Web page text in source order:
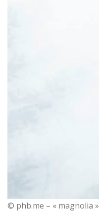
© phb.me – « magnolia »